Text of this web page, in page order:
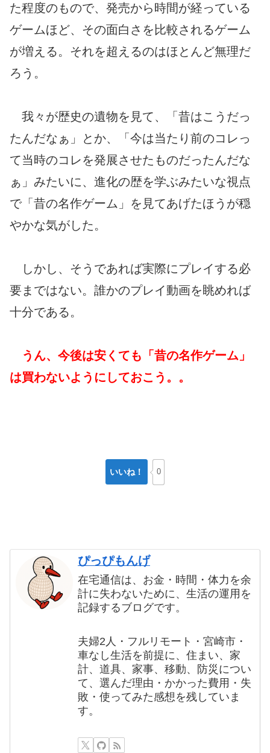
た程度のもので、発売から時間が経っている
ゲームほど、その面白さを比較されるゲーム
が増える。それを超えるのはほとんど無理だ
ろう。
我々が歴史の遺物を見て、「昔はこうだっ
たんだなぁ」とか、「今は当たり前のコレっ
て当時のコレを発展させたものだったんだな
ぁ」みたいに、進化の歴を学ぶみたいな視点
で「昔の名作ゲーム」を見てあげたほうが穏
やかな気がした。
しかし、そうであれば実際にプレイする必
要まではない。誰かのプレイ動画を眺めれば
十分である。
うん、今後は安くても「昔の名作ゲーム」
は買わないようにしておこう。。
いいね！ 0
ぴっぴもんげ
在宅通信は、お金・時間・体力を余
計に失わないために、生活の運用を
記録するブログです。
夫婦2人・フルリモート・宮崎市・
車なし生活を前提に、住まい、家
計、道具、家事、移動、防災につい
て、選んだ理由・かかった費用・失
敗・使ってみた感想を残していま
す。